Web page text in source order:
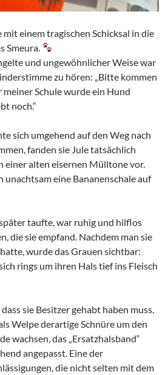
einem tragischen Schicksal in die
Smeura.
und ungewöhnlicher Weise war
zu hören: „Bitte kommen
meiner Schule wurde ein Hund
noch.“
sich umgehend auf den Weg nach
fanden sie Jule tatsächlich
einer alten eisernen Mülltone vor.
unachtsam eine Bananenschale auf
später taufte, war ruhig und hilflos
die sie empfand. Nachdem man sie
wurde das Grauen sichtbar:
rings um ihren Hals tief ins Fleisch
sie Besitzer gehabt haben muss.
Welpe derartige Schnüre um den
wachsen, das „Ersatzhalsband“
angepasst. Eine der
die nicht selten mit dem